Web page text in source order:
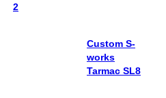
2
Custom S-
works
Tarmac SL8